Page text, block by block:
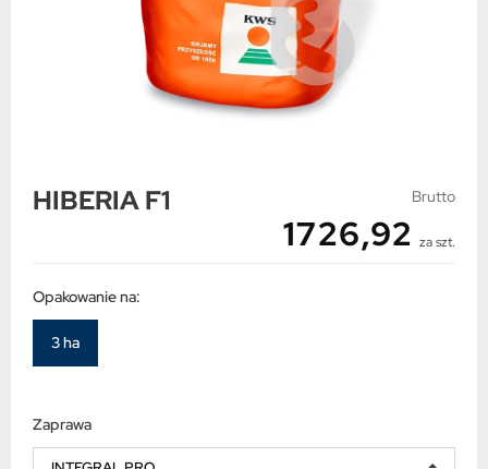
HIBERIA F1 Brutto
1726,92 za szt.
Opakowanie na:
3 ha
Zaprawa